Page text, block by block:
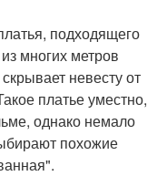
подходящего
многих метров
невесту от
платье уместно,
однако немало
похожие